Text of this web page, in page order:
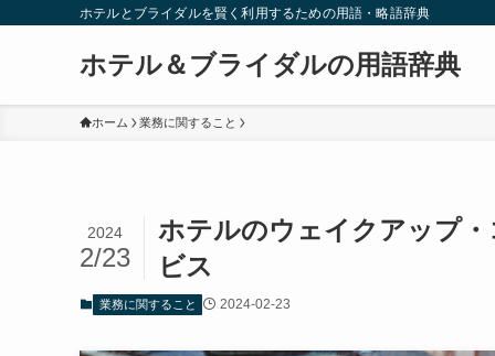
ホテルとブライダルを賢く利用するための用語・略語辞典
ホテル＆ブライダルの用語辞典
ホーム 業務に関すること
ホテルのウェイクアップ
ビス
2024
2/23
業務に関すること 2024-02-23